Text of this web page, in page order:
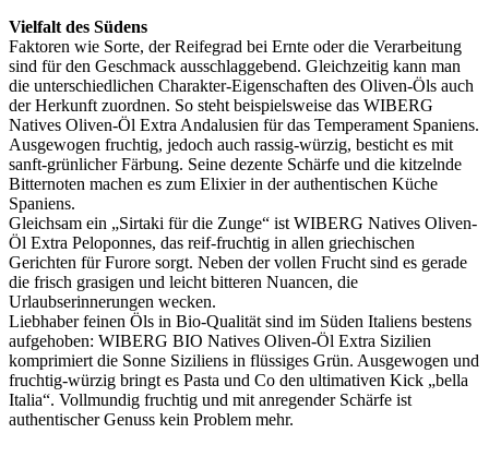
Vielfalt des Südens
Faktoren wie Sorte, der Reifegrad bei Ernte oder die Verarbeitung
sind für den Geschmack ausschlaggebend. Gleichzeitig kann man
die unterschiedlichen Charakter-Eigenschaften des Oliven-Öls auch
der Herkunft zuordnen. So steht beispielsweise das WIBERG
Natives Oliven-Öl Extra Andalusien für das Temperament Spaniens.
Ausgewogen fruchtig, jedoch auch rassig-würzig, besticht es mit
sanft-grünlicher Färbung. Seine dezente Schärfe und die kitzelnde
Bitternoten machen es zum Elixier in der authentischen Küche
Spaniens.
Gleichsam ein „Sirtaki für die Zunge“ ist WIBERG Natives Oliven-
Öl Extra Peloponnes, das reif-fruchtig in allen griechischen
Gerichten für Furore sorgt. Neben der vollen Frucht sind es gerade
die frisch grasigen und leicht bitteren Nuancen, die
Urlaubserinnerungen wecken.
Liebhaber feinen Öls in Bio-Qualität sind im Süden Italiens bestens
aufgehoben: WIBERG BIO Natives Oliven-Öl Extra Sizilien
komprimiert die Sonne Siziliens in flüssiges Grün. Ausgewogen und
fruchtig-würzig bringt es Pasta und Co den ultimativen Kick „bella
Italia“. Vollmundig fruchtig und mit anregender Schärfe ist
authentischer Genuss kein Problem mehr.